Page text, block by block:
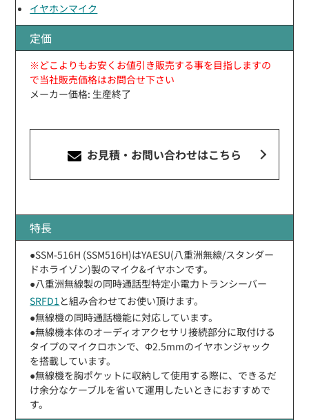
イヤホンマイク
定価
※どこよりもお安くお値引き販売する事を目指しますの
で当社販売価格はお問合せ下さい
メーカー価格: 生産終了
お見積・お問い合わせはこちら
特長
●SSM-516H (SSM516H)はYAESU(八重洲無線/スタンダー
ドホライゾン)製のマイク&イヤホンです。
●八重洲無線製の同時通話型特定小電力トランシーバー
SRFD1 と組み合わせてお使い頂けます。
●無線機の同時通話機能に対応しています。
●無線機本体のオーディオアクセサリ接続部分に取付ける
タイプのマイクロホンで、Φ2.5mmのイヤホンジャック
を搭載しています。
●無線機を胸ポケットに収納して使用する際に、できるだ
け余分なケーブルを省いて運用したいときにおすすめで
す。